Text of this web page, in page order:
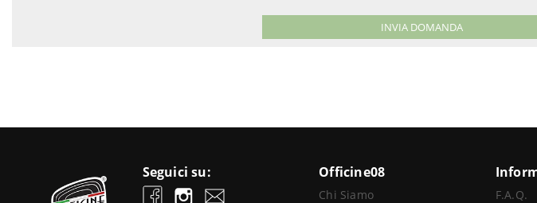
Seguici su: Officine08
Chi Siamo F.A.Q.